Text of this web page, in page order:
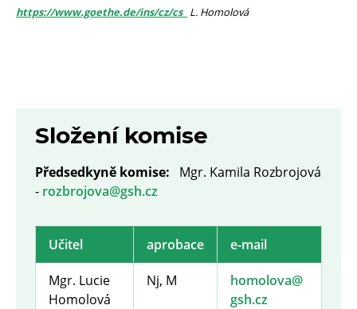
https://www.goethe.de/ins/cz/cs L. Homolová
Složení komise
Předsedkyně komise:
Mgr. Kamila Rozbrojová
- rozbrojova@gsh.cz
Učitel aprobace e-mail
Mgr. Lucie
Homolová
Nj, M
homolova@​
gsh.cz